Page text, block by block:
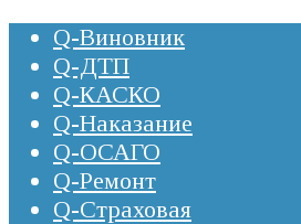
Q-Виновник
Q-ДТП
Q-КАСКО
Q-Наказание
Q-ОСАГО
Q-Ремонт
Q-Страховая